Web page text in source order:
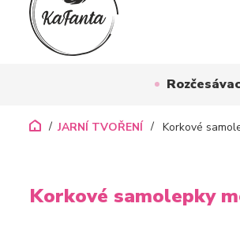
JARNÍ TVOŘENÍ Korkové
Korkové samolepky